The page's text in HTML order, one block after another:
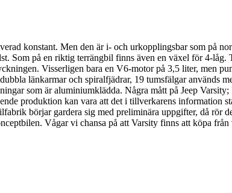
konstant. Men den är i- och urkopplingsbar som på
på en riktig terrängbil finns även en växel för 4-låg.
Visserligen bara en V6-motor på 3,5 liter, men
länkarmar och spiralfjädrar, 19 tumsfälgar används
som är aluminiumklädda. Några mått på Jeep
produktion kan vara att det i tillverkarens information
börjar gardera sig med preliminära uppgifter, då rör
Vågar vi chansa på att Varsity finns att köpa